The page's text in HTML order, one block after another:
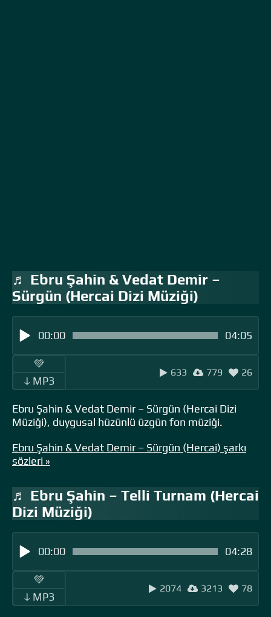
♬ Ebru Şahin & Vedat Demir –
Sürgün (Hercai Dizi Müziği)
00:00 04:05
‎ ‎ ‎‎ ‎ ‎‎ ‎ ‎💚 ‎‎ ‎
‎‎‎ ‎ ‎ↆ MP3 ‎ ‎
633 779 26
Ebru Şahin & Vedat Demir – Sürgün (Hercai Dizi
Müziği), duygusal hüzünlü üzgün fon müziği.
Ebru Şahin & Vedat Demir – Sürgün (Hercai) şarkı
sözleri »
♬ Ebru Şahin – Telli Turnam (Hercai
Dizi Müziği)
00:00 04:28
‎ ‎ ‎‎ ‎ ‎‎ ‎ ‎💚 ‎‎ ‎
‎‎‎ ‎ ‎ↆ MP3 ‎ ‎
2074 3213 78